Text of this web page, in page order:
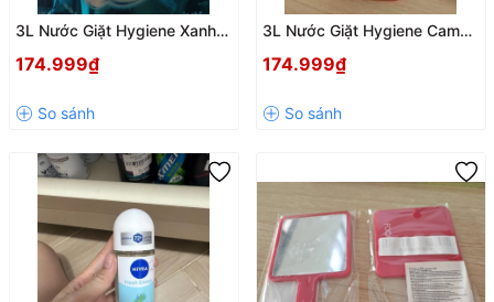
3L Nước Giặt Hygiene Xanh
174.999₫
3L Nước Giặt Hygiene Cam
174.999₫